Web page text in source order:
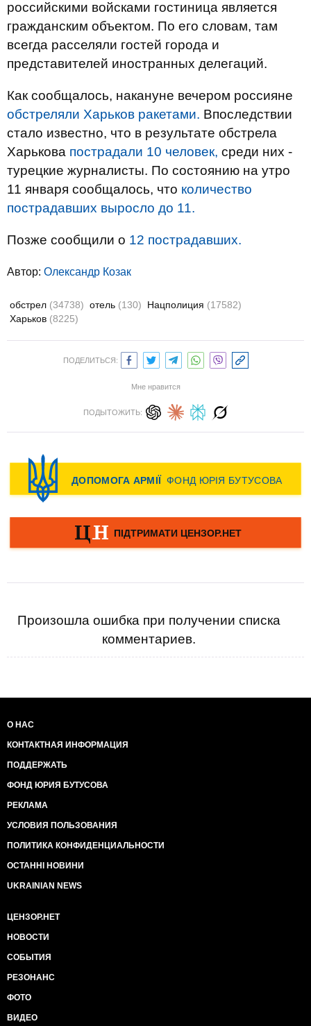
российскими войсками гостиница является
гражданским объектом. По его словам, там
всегда расселяли гостей города и
представителей иностранных делегаций.
Как сообщалось, накануне вечером россияне
обстреляли Харьков ракетами. Впоследствии
стало известно, что в результате обстрела
Харькова пострадали 10 человек, среди них -
турецкие журналисты. По состоянию на утро
11 января сообщалось, что количество
пострадавших выросло до 11.
Позже сообщили о 12 пострадавших.
Автор: Олександр Козак
обстрел (34738) отель (130) Нацполиция (17582)
Харьков (8225)
ПОДЕЛИТЬСЯ:
Мне нравится
ПОДЫТОЖИТЬ:
Произошла ошибка при получении списка
комментариев.
О НАС
КОНТАКТНАЯ ИНФОРМАЦИЯ
ПОДДЕРЖАТЬ
ФОНД ЮРИЯ БУТУСОВА
РЕКЛАМА
УСЛОВИЯ ПОЛЬЗОВАНИЯ
ПОЛИТИКА КОНФИДЕНЦИАЛЬНОСТИ
ОСТАННІ НОВИНИ
UKRAINIAN NEWS
ЦЕНЗОР.НЕТ
НОВОСТИ
СОБЫТИЯ
РЕЗОНАНС
ФОТО
ВИДЕО